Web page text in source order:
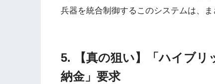
兵器を統合制御するこのシステムは、
5. 【真の狙い】「ハイブリ
納金」要求